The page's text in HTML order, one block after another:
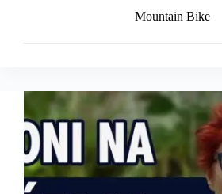
Mountain Bike